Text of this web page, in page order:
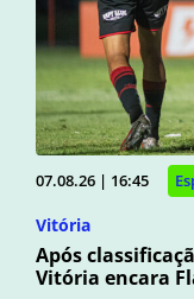
07.08.26 | 16:45
Vitória
Após
Vitória encara